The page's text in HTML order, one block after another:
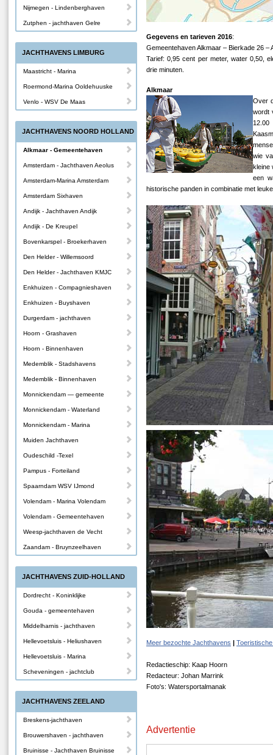
Gegevens en tarieven 2016:
Gemeentehaven Alkmaar – Bierkade 26 –
Tarief: 0,95 cent per meter, water 0,50,
drie minuten.
Alkmaar
Over
wordt
wie
kleine
een
historische panden in combinatie met
Meer bezochte Jachthavens |
Redactieschip: Kaap Hoorn
Redacteur: Johan Marrink
Foto's: Watersportalmanak
Advertentie
Nijmegen - Lindenberghaven
Zutphen - jachthaven Gelre
JACHTHAVENS LIMBURG
Maastricht - Marina
Roermond-Marina Ooldehuuske
Venlo - WSV De Maas
JACHTHAVENS NOORD HOLLAND
Alkmaar - Gemeentehaven
Amsterdam - Jachthaven Aeolus
Amsterdam-Marina Amsterdam
Amsterdam Sixhaven
Andijk - Jachthaven Andijk
Andijk - De Kreupel
Bovenkarspel - Broekerhaven
Den Helder - Willemsoord
Den Helder - Jachthaven KMJC
Enkhuizen - Compagnieshaven
Enkhuizen - Buyshaven
Durgerdam - jachthaven
Hoorn - Grashaven
Hoorn - Binnenhaven
Medemblik - Stadshavens
Medemblik - Binnenhaven
Monnickendam — gemeente
Monnickendam - Waterland
Monnickendam - Marina
Muiden Jachthaven
Oudeschild -Texel
Pampus - Forteiland
Spaarndam WSV IJmond
Volendam - Marina Volendam
Volendam - Gemeentehaven
Weesp-jachthaven de Vecht
Zaandam - Bruynzeelhaven
JACHTHAVENS ZUID-HOLLAND
Dordrecht - Koninklijke
Gouda - gemeentehaven
Middelharnis - jachthaven
Hellevoetsluis - Heliushaven
Hellevoetsluis - Marina
Scheveningen - jachtclub
JACHTHAVENS ZEELAND
Breskens-jachthaven
Brouwershaven - jachthaven
Bruinisse - Jachthaven Bruinisse